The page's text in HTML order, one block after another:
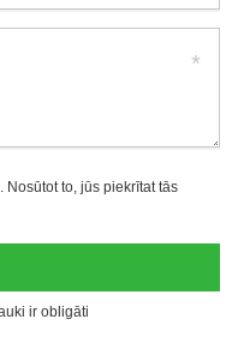
. Nosūtot to, jūs piekrītat tās
ir obligāti